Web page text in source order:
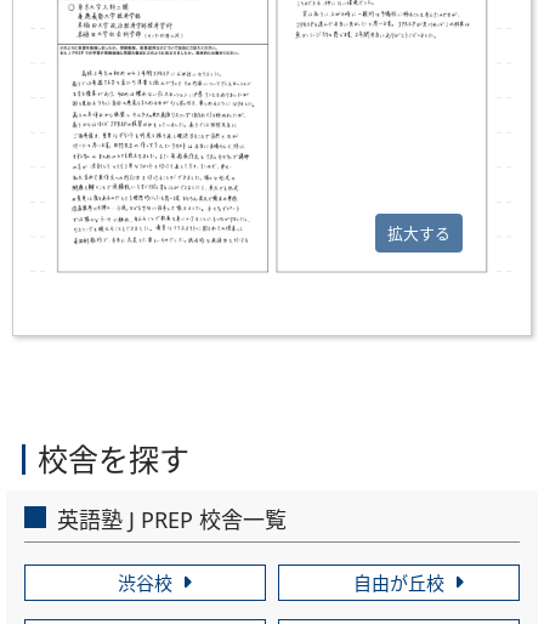
拡大する
校舎を探す
英語塾 J PREP 校舎一覧
渋谷校 自由が丘校